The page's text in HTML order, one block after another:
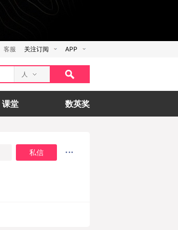
客服 关注订阅 APP
人
课堂 数英奖
私信